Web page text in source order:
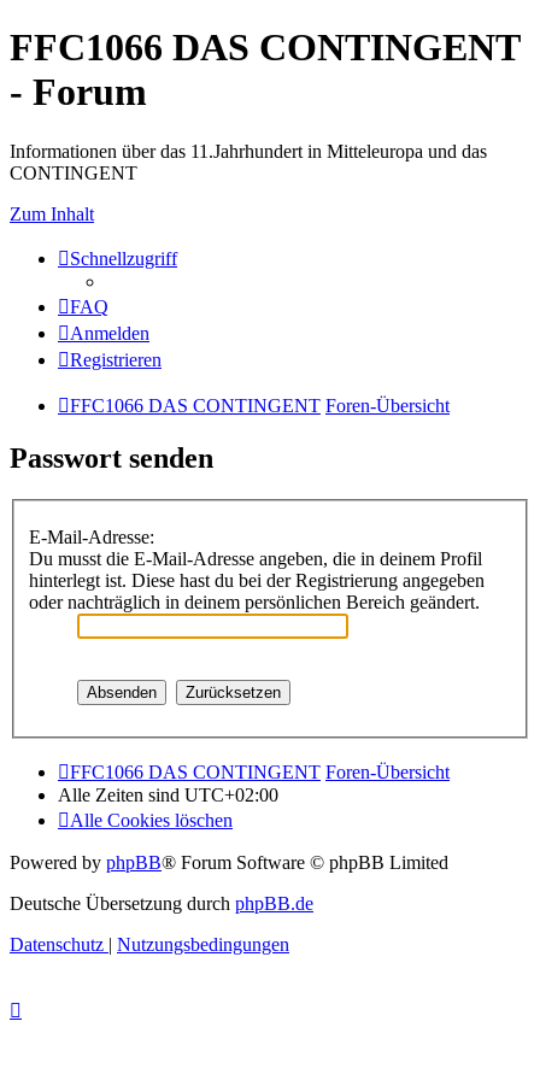
FFC1066 DAS CONTINGENT
- Forum
Informationen über das 11.Jahrhundert in Mitteleuropa und das
CONTINGENT
Zum Inhalt
Schnellzugriff
FAQ
Anmelden
Registrieren
FFC1066 DAS CONTINGENT Foren-Übersicht
Passwort senden
E-Mail-Adresse:
Du musst die E-Mail-Adresse angeben, die in deinem Profil
hinterlegt ist. Diese hast du bei der Registrierung angegeben
oder nachträglich in deinem persönlichen Bereich geändert.
FFC1066 DAS CONTINGENT Foren-Übersicht
Alle Zeiten sind UTC+02:00
Alle Cookies löschen
Powered by phpBB® Forum Software © phpBB Limited
Deutsche Übersetzung durch phpBB.de
Datenschutz | Nutzungsbedingungen